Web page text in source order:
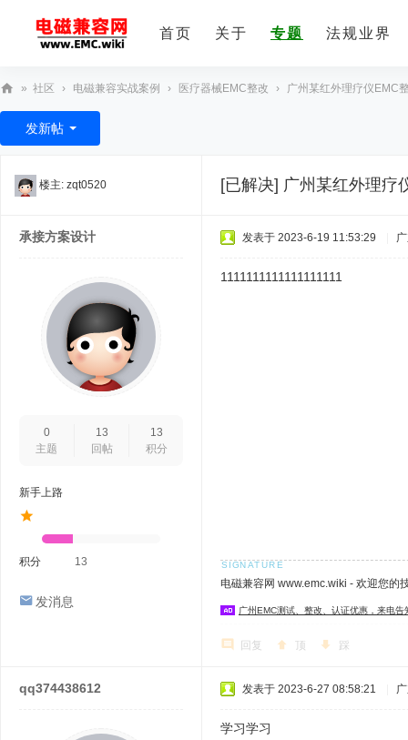
首页 关于 专题 法规业界
E
» 社区 › 电磁兼容实战案例 › 医疗器械EMC整改 › 广州某红外理疗仪EMC
发新帖
楼主: zqt0520 [已解决] 广州某红外理疗
承接方案设计
0
主题
13
回帖
13
积分
新手上路
积分 13
发消息
发表于 2023-6-19 11:53:29
1111111111111111111
电磁兼容网 www.emc.wiki - 欢迎您的
广州EMC测试、整改、认证优惠，来电
回复 顶 踩
qq374438612 发表于 2023-6-27 08:58:21
学习学习